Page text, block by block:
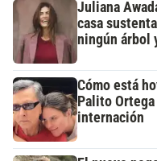
Juliana
casa
ningún árbol
Cómo está
Palito
internación